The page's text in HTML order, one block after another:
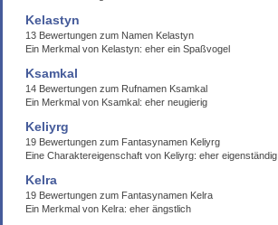
Kelastyn
13 Bewertungen zum Namen Kelastyn
Ein Merkmal von Kelastyn: eher ein Spaßvogel
Ksamkal
14 Bewertungen zum Rufnamen Ksamkal
Ein Merkmal von Ksamkal: eher neugierig
Keliyrg
19 Bewertungen zum Fantasynamen Keliyrg
Eine Charaktereigenschaft von Keliyrg: eher eigenständig
Kelra
19 Bewertungen zum Fantasynamen Kelra
Ein Merkmal von Kelra: eher ängstlich